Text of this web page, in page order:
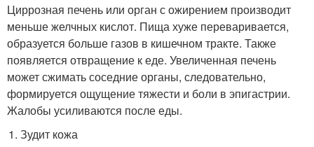
Циррозная печень или орган с ожирением производит
меньше желчных кислот. Пища хуже переваривается,
образуется больше газов в кишечном тракте. Также
появляется отвращение к еде. Увеличенная печень
может сжимать соседние органы, следовательно,
формируется ощущение тяжести и боли в эпигастрии.
Жалобы усиливаются после еды.
Зудит кожа